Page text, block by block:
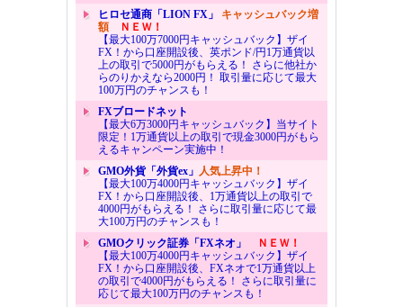
ヒロセ通商「LION FX」 キャッシュバック増
額ＮＥＷ！
【最大100万7000円キャッシュバック】ザイ
FX！から口座開設後、英ポンド/円1万通貨以
上の取引で5000円がもらえる！ さらに他社か
らのりかえなら2000円！ 取引量に応じて最大
100万円のチャンスも！
FXブロードネット
【最大6万3000円キャッシュバック】当サイト
限定！1万通貨以上の取引で現金3000円がもら
えるキャンペーン実施中！
GMO外貨「外貨ex」 人気上昇中！
【最大100万4000円キャッシュバック】ザイ
FX！から口座開設後、1万通貨以上の取引で
4000円がもらえる！ さらに取引量に応じて最
大100万円のチャンスも！
GMOクリック証券「FXネオ」
ＮＥＷ！
【最大100万4000円キャッシュバック】ザイ
FX！から口座開設後、FXネオで1万通貨以上
の取引で4000円がもらえる！ さらに取引量に
応じて最大100万円のチャンスも！